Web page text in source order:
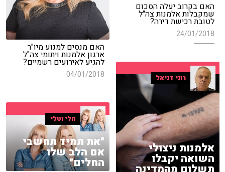
האם בקרוב יעלה הסכום
שמקבלות אלמנות צה"ל
לטובת רכישת דירה?
24/01/2018
האם מנסים למנוע מיו"ר
ארגון אלמנות ויתומי צה"ל
להגיע לאירועים רשמיים?
04/01/2018 רוני דניאל
אלמנות ניצולי
השואה יקבלו
חלי וטלי
"את תמיד תחשבי
אם הלב שלו
החלים"